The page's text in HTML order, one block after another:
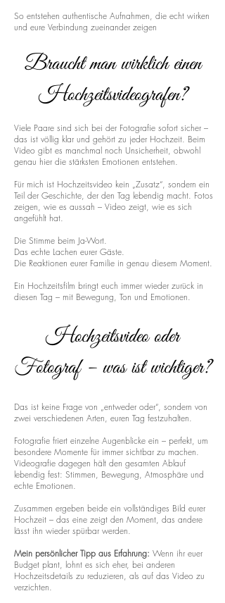
So entstehen authentische Aufnahmen, die echt wirken
und eure Verbindung zueinander zeigen
Braucht man wirklich einen
Hochzeitsvideografen?
Viele Paare sind sich bei der Fotografie sofort sicher –
das ist völlig klar und gehört zu jeder Hochzeit. Beim
Video gibt es manchmal noch Unsicherheit, obwohl
genau hier die stärksten Emotionen entstehen.
Für mich ist Hochzeitsvideo kein „Zusatz“, sondern ein
Teil der Geschichte, der den Tag lebendig macht. Fotos
zeigen, wie es aussah – Video zeigt, wie es sich
angefühlt hat.
Die Stimme beim Ja-Wort.
Das echte Lachen eurer Gäste.
Die Reaktionen eurer Familie in genau diesem Moment.
Ein Hochzeitsfilm bringt euch immer wieder zurück in
diesen Tag – mit Bewegung, Ton und Emotionen.
Hochzeitsvideo oder
Fotograf – was ist wichtiger?
Das ist keine Frage von „entweder oder“, sondern von
zwei verschiedenen Arten, euren Tag festzuhalten.
Fotografie friert einzelne Augenblicke ein – perfekt, um
besondere Momente für immer sichtbar zu machen.
Videografie dagegen hält den gesamten Ablauf
lebendig fest: Stimmen, Bewegung, Atmosphäre und
echte Emotionen.
Zusammen ergeben beide ein vollständiges Bild eurer
Hochzeit – das eine zeigt den Moment, das andere
lässt ihn wieder spürbar werden.
Mein persönlicher Tipp aus Erfahrung: Wenn ihr euer
Budget plant, lohnt es sich eher, bei anderen
Hochzeitsdetails zu reduzieren, als auf das Video zu
verzichten.